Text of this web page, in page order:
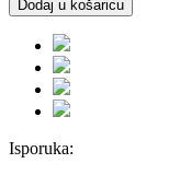
Dodaj u košaricu
Isporuka: